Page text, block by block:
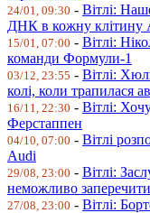
24/01, 09:30 - Вітлі:
ДНК в кожну клітину
15/01, 07:00 - Вітлі:
команди Формули-1
03/12, 23:55 - Вітлі:
колі, коли трапилася
16/11, 22:30 - Вітлі:
Ферстаппен
04/10, 07:00 - Вітлі
Audi
29/08, 23:00 - Вітлі:
неможливо заперечити
27/08, 23:00 - Вітлі: